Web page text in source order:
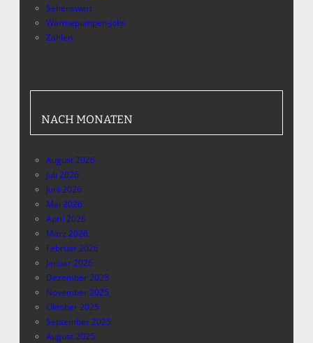
Sehenswert
Wärmepumpen-Jobs
Zahlen
NACH MONATEN
August 2026
Juli 2026
Juni 2026
Mai 2026
April 2026
März 2026
Februar 2026
Januar 2026
Dezember 2025
November 2025
Oktober 2025
September 2025
August 2025